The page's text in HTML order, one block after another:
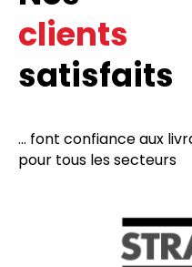
clients
satisfaits
... font confiance aux
pour tous les secteurs